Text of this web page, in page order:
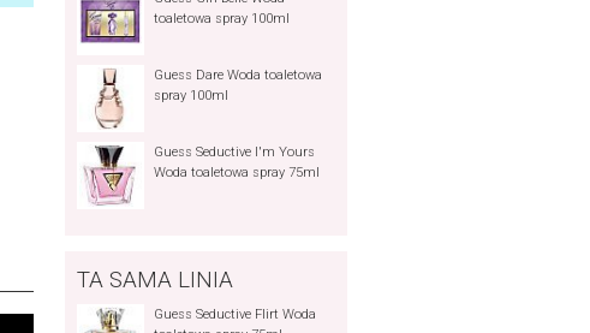
toaletowa spray 100ml
Guess Dare Woda toaletowa
spray 100ml
Guess Seductive I'm Yours
Woda toaletowa spray 75ml
TA SAMA LINIA
Guess Seductive Flirt Woda